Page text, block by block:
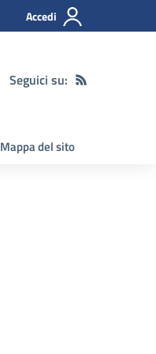
Accedi
Seguici su:
Mappa del sito